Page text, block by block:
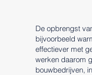
De opbrengst
bijvoorbeeld
effectiever met
werken daarom
bouwbedrijven,